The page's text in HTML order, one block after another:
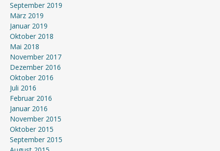
September 2019
März 2019
Januar 2019
Oktober 2018
Mai 2018
November 2017
Dezember 2016
Oktober 2016
Juli 2016
Februar 2016
Januar 2016
November 2015
Oktober 2015
September 2015